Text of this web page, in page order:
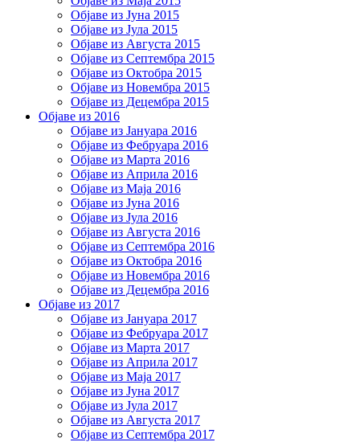
Објаве из Јуна 2015
Објаве из Јула 2015
Објаве из Августа 2015
Објаве из Септембра 2015
Објаве из Октобра 2015
Објаве из Новембра 2015
Објаве из Децембра 2015
Објаве из 2016
Објаве из Јануара 2016
Објаве из Фебруара 2016
Објаве из Марта 2016
Објаве из Априла 2016
Објаве из Маја 2016
Објаве из Јуна 2016
Објаве из Јула 2016
Објаве из Августа 2016
Објаве из Септембра 2016
Објаве из Октобра 2016
Објаве из Новембра 2016
Објаве из Децембра 2016
Објаве из 2017
Објаве из Јануара 2017
Објаве из Фебруара 2017
Објаве из Марта 2017
Објаве из Априла 2017
Објаве из Маја 2017
Објаве из Јуна 2017
Објаве из Јула 2017
Објаве из Августа 2017
Објаве из Септембра 2017